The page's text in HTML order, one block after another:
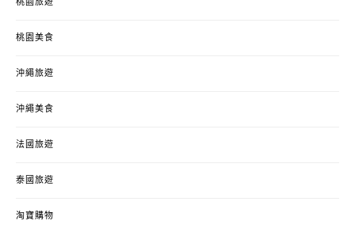
桃園旅遊
桃園美食
沖繩旅遊
沖繩美食
法國旅遊
泰國旅遊
淘寶購物